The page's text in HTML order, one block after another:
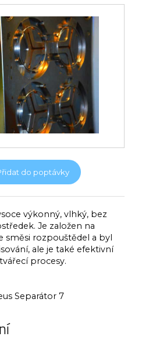
výkonný, vlhký, bez
Je založen na
směsi rozpouštědel a byl
ale je také efektivní
procesy.
Separátor 7